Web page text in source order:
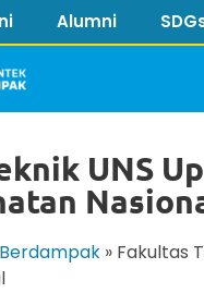
Alumni
UNS
» Fakultas